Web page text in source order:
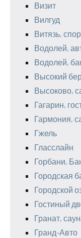
Визит
Вилгуд
Витязь,
Водолей,
Водолей,
Высокий
Высоково,
Гагарин,
Гармония,
Гжель
Гласслайн
Горбани,
Городская
Городской
Гостиный
Гранат,
Гранд-Авто